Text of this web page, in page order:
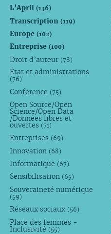
L’April (136)
Transcription (119)
Europe (102)
Entreprise (100)
Droit d’auteur (78)
État et administrations
(76)
Conference (75)
Open Source/Open
Science/Open Data
/Données libres et
ouvertes (71)
Entreprises (69)
Innovation (68)
Informatique (67)
Sensibilisation (65)
Souveraineté numérique
(59)
Réseaux sociaux (56)
Place des femmes -
Inclusivité (55)